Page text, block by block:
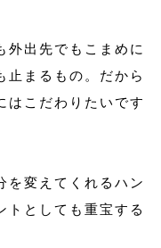
外出先でもこまめに
止まるもの。だから
はこだわりたいです
を変えてくれるハン
トとしても重宝する